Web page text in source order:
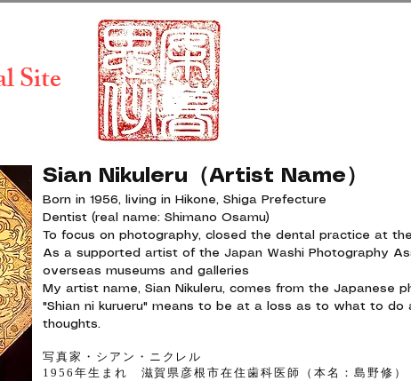
Site
Sian Nikuleru（Artist Name）
Born in 1956, living in Hikone, Shiga Prefecture
Dentist (real name: Shimano Osamu)
To focus on photography, closed the dental practice at
As a supported artist of the Japan Washi Photography
overseas museums and galleries
My artist name, Sian Nikuleru, comes from the Japanese
"Shian ni kurueru" means to be at a loss as to what to do
thoughts.
写真家・シアン・ニクレル
1956年生まれ 滋賀県彦根市在住歯科医師（本名：島野修）